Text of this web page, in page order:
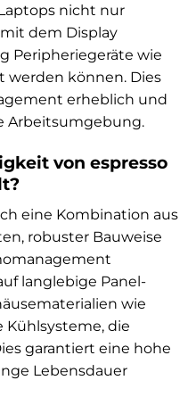
nicht nur
dem Display
Peripheriegeräte wie
werden können. Dies
erheblich und
Arbeitsumgebung.
von espresso
eine Kombination aus
robuster Bauweise
langlebige Panel-
wie
die
garantiert eine hohe
Lebensdauer